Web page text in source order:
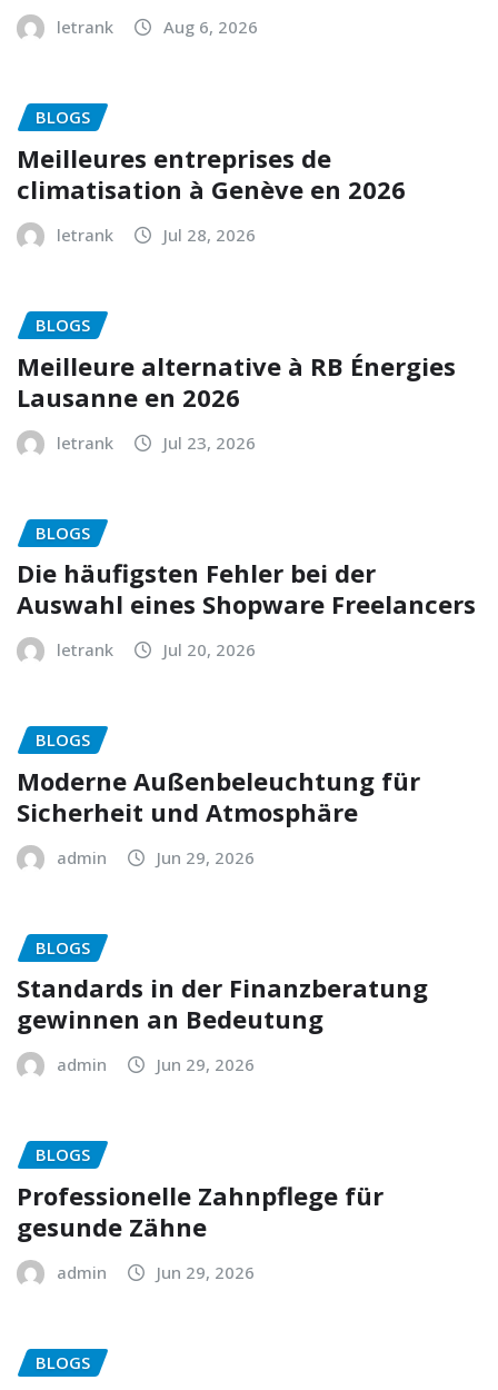
letrank Aug 6, 2026
BLOGS
Meilleures entreprises de
climatisation à Genève en 2026
letrank Jul 28, 2026
BLOGS
Meilleure alternative à RB Énergies
Lausanne en 2026
letrank Jul 23, 2026
BLOGS
Die häufigsten Fehler bei der
Auswahl eines Shopware Freelancers
letrank Jul 20, 2026
BLOGS
Moderne Außenbeleuchtung für
Sicherheit und Atmosphäre
admin Jun 29, 2026
BLOGS
Standards in der Finanzberatung
gewinnen an Bedeutung
admin Jun 29, 2026
BLOGS
Professionelle Zahnpflege für
gesunde Zähne
admin Jun 29, 2026
BLOGS